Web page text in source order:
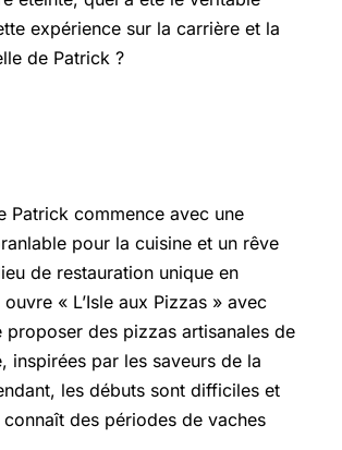
expérience sur la carrière et la
de Patrick ?
Patrick commence avec une
pour la cuisine et un rêve
de restauration unique en
« L’Isle aux Pizzas » avec
proposer des pizzas artisanales de
inspirées par les saveurs de la
les débuts sont difficiles et
connaît des périodes de vaches